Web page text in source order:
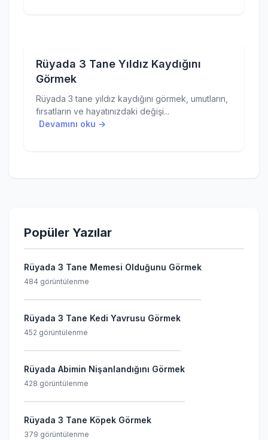
Rüyada 3 Tane Yıldız Kaydığını
Görmek
Rüyada 3 tane yıldız kaydığını görmek, umutların,
fırsatların ve hayatınızdaki değişi...
Devamını oku →
Popüler Yazılar
Rüyada 3 Tane Memesi Olduğunu Görmek
484 görüntülenme
Rüyada 3 Tane Kedi Yavrusu Görmek
452 görüntülenme
Rüyada Abimin Nişanlandığını Görmek
428 görüntülenme
Rüyada 3 Tane Köpek Görmek
379 görüntülenme